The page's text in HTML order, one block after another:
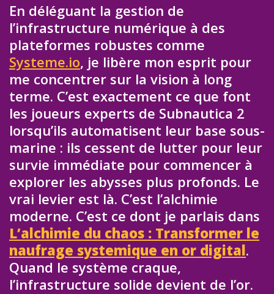
En déléguant la gestion de
l’infrastructure numérique à des
plateformes robustes comme
Systeme.io, je libère mon esprit pour
me concentrer sur la vision à long
terme. C’est exactement ce que font
les joueurs experts de Subnautica 2
lorsqu’ils automatisent leur base sous-
marine : ils cessent de lutter pour leur
survie immédiate pour commencer à
explorer les abysses plus profonds. Le
vrai levier est là. C’est l’alchimie
moderne. C’est ce dont je parlais dans
L’alchimie du chaos : Transformer le
naufrage systemique en or digital.
Quand le système craque,
l’infrastructure solide devient de l’or.